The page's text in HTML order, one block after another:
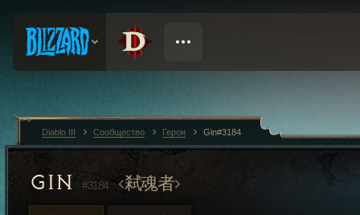
GIN #3184 弒魂者
Diablo III Сообщество Герои Gin#3184